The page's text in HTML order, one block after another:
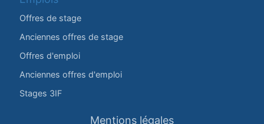
Offres de stage
Anciennes offres de stage
Offres d'emploi
Anciennes offres d'emploi
Stages 3IF
Mentions légales